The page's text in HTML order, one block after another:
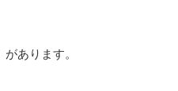
があります。